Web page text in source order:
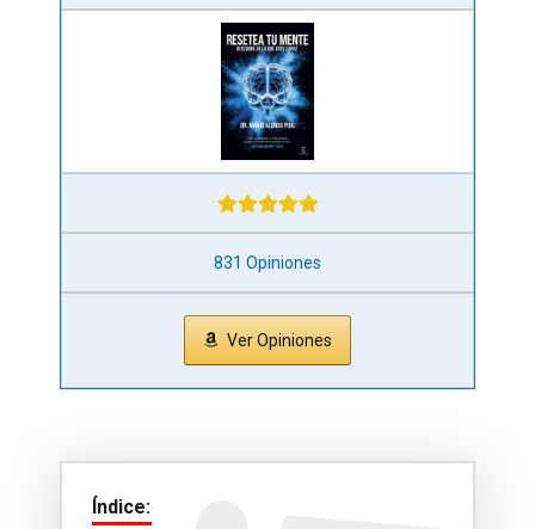
831 Opiniones
Ver Opiniones
Índice: